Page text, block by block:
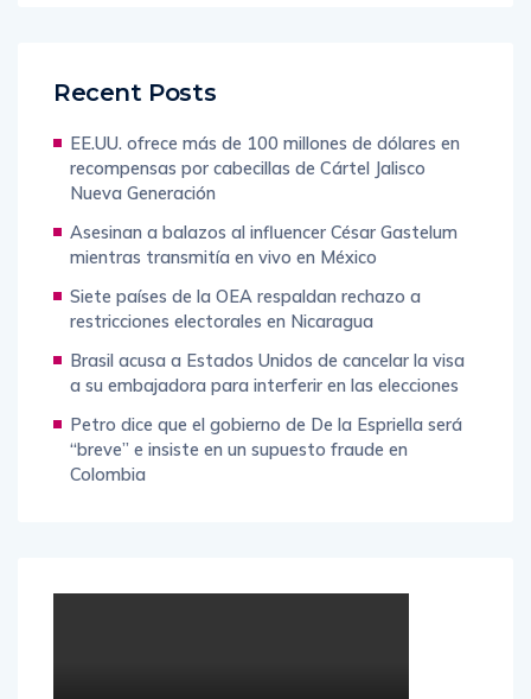
Recent Posts
EE.UU. ofrece más de 100 millones de dólares en
recompensas por cabecillas de Cártel Jalisco
Nueva Generación
Asesinan a balazos al influencer César Gastelum
mientras transmitía en vivo en México
Siete países de la OEA respaldan rechazo a
restricciones electorales en Nicaragua
Brasil acusa a Estados Unidos de cancelar la visa
a su embajadora para interferir en las elecciones
Petro dice que el gobierno de De la Espriella será
“breve” e insiste en un supuesto fraude en
Colombia